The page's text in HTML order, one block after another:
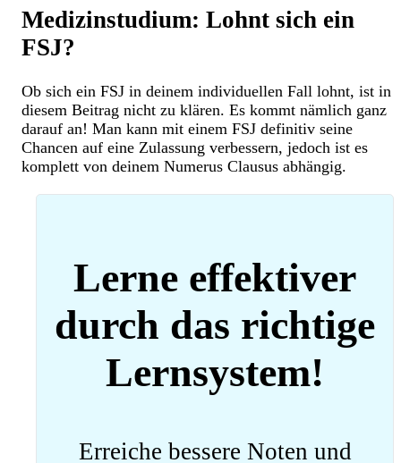
Medizinstudium: Lohnt sich ein
FSJ?
Ob sich ein FSJ in deinem individuellen Fall lohnt, ist in
diesem Beitrag nicht zu klären. Es kommt nämlich ganz
darauf an! Man kann mit einem FSJ definitiv seine
Chancen auf eine Zulassung verbessern, jedoch ist es
komplett von deinem Numerus Clausus abhängig.
Lerne effektiver
durch das richtige
Lernsystem!
Erreiche bessere Noten und